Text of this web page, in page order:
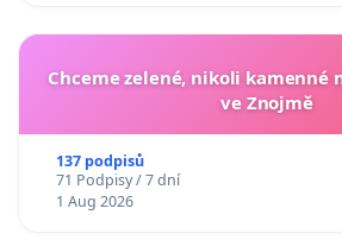
Chceme zelené, nikoli kamenné
ve Znojmě
137 podpisů
71 Podpisy / 7 dní
1 Aug 2026